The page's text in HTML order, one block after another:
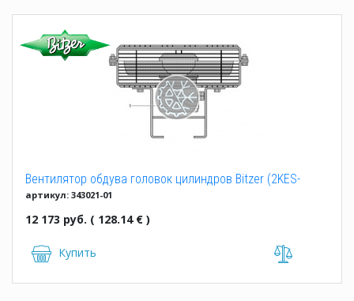
Вентилятор обдува головок цилиндров Bitzer (2KES-
05...2FES-3)
артикул: 343021-01
12 173 руб. ( 128.14 € )
Купить